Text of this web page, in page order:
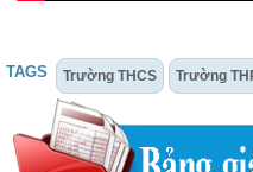
TAGS Trường THCS Trường